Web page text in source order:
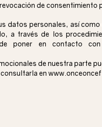
de
datos personales, así
a través de los
poner en contacto
de nuestra parte
en